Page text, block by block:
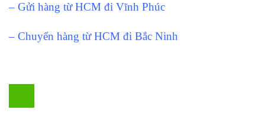
– Gửi hàng từ HCM đi Vĩnh Phúc
– Chuyển hàng từ HCM đi Bắc Ninh